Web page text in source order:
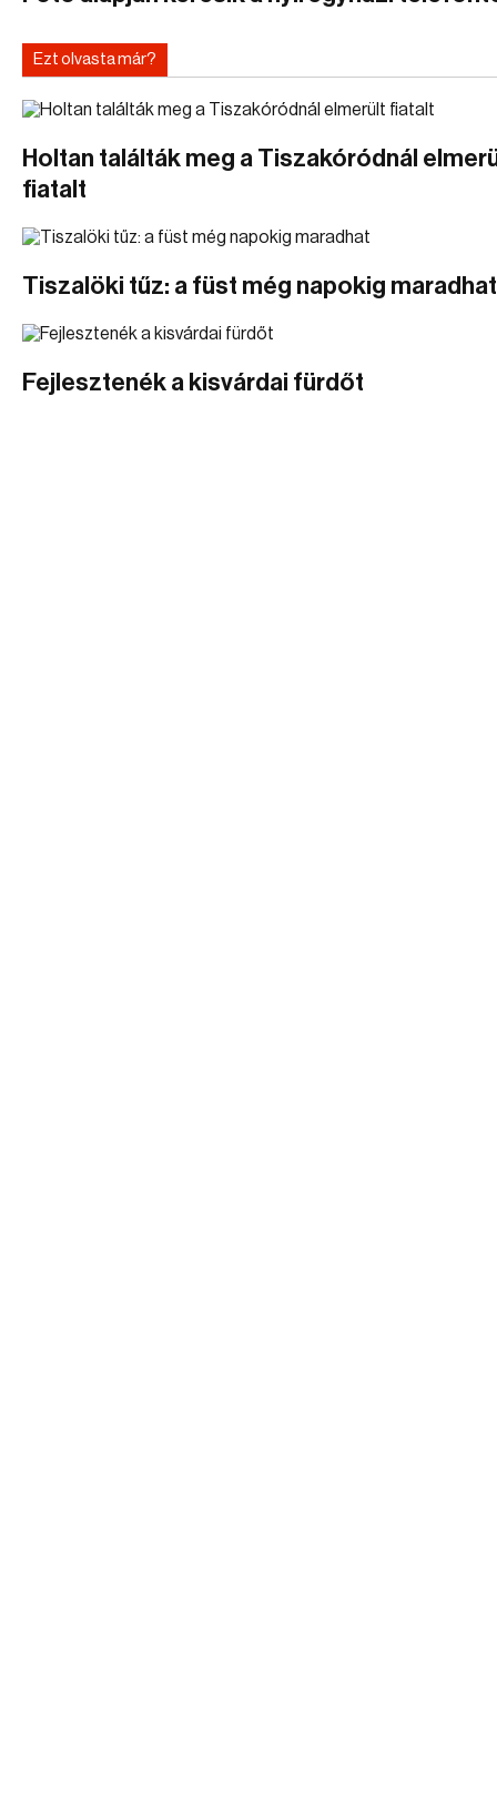
Ezt olvasta már?
Holtan találták meg a Tiszakóródnál
fiatalt
Tiszalöki tűz: a füst még napokig maradhat
Fejlesztenék a kisvárdai fürdőt